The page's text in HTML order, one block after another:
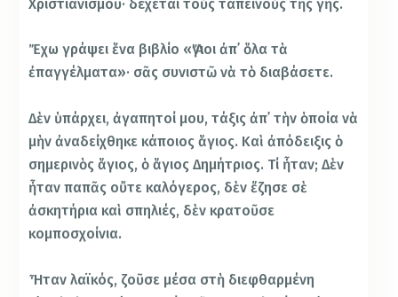
Χριστιανισμοῦ· δέχεται τοὺς ταπεινοὺς τῆς γῆς.
Ἔχω γράψει ἕνα βιβλίο «Ἅγιοι ἀπ᾽ ὅλα τὰ
ἐπαγγέλματα»· σᾶς συνιστῶ νὰ τὸ διαβάσετε.
Δὲν ὑπάρχει, ἀγαπητοί μου, τάξις ἀπ᾽ τὴν ὁ­­­ποία νὰ
μὴν ἀναδείχθηκε κάποιος ἅγιος. Καὶ ἀπόδειξις ὁ
σημερινὸς ἅγιος, ὁ ἅγιος Δημήτρι­ος. Τί ἦταν; Δὲν
ἦταν παπᾶς οὔτε καλόγερος, δὲν ἔ­ζησε σὲ
ἀσκητήρια καὶ σπηλιές, δὲν κρατοῦ­σε
κομποσχοίνια.
Ἦταν λαϊκός, ζοῦσε μέσα στὴ διεφθαρμένη